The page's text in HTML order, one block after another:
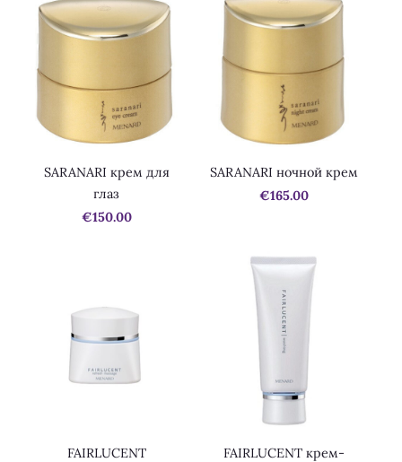
SARANARI крем для
глаз
€150.00
SARANARI ночной крем
€165.00
FAIRLUCENT
FAIRLUCENT крем-